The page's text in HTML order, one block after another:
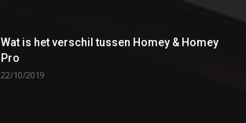
Wat is het verschil tussen Homey & Homey
Pro
22/10/2019